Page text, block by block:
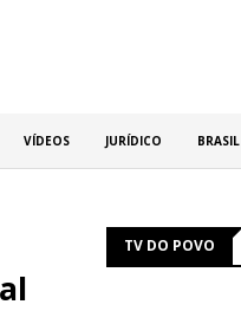
VÍDEOS JURÍDICO BRASIL
TV DO POVO